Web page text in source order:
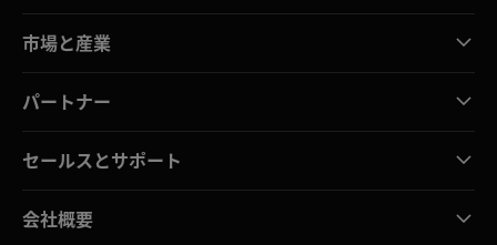
市場と産業
パートナー
セールスとサポート
会社概要